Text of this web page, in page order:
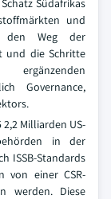
Südafrikas
und
den Weg der
und die Schritte
Governance,
Milliarden US-
in der
ISSB-Standards
von einer CSR-
werden. Diese